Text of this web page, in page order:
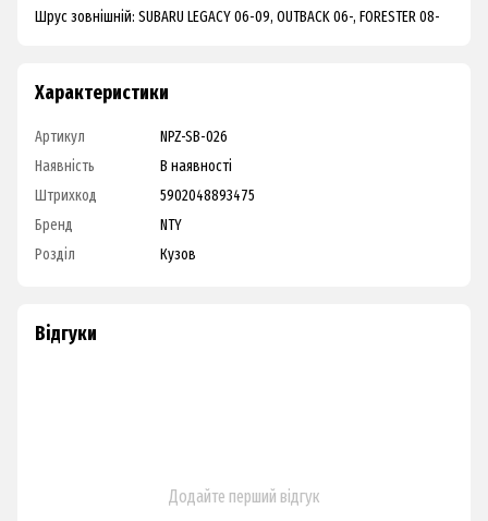
Шрус зовнішній: SUBARU LEGACY 06-09, OUTBACK 06-, FORESTER 08-
Характеристики
Артикул
NPZ-SB-026
Наявність
В наявності
Штрихкод
5902048893475
Бренд
NTY
Розділ
Кузов
Відгуки
Додайте перший відгук